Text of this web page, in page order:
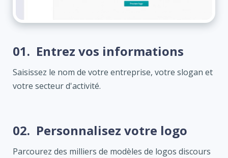
01. Entrez vos informations
Saisissez le nom de votre entreprise, votre slogan et
votre secteur d'activité.
02. Personnalisez votre logo
Parcourez des milliers de modèles de logos discours